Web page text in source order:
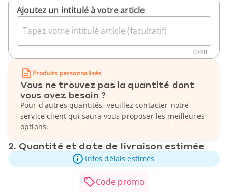
Ajoutez un intitulé à votre article
Tapez votre intitulé article (facultatif)
0/40
Produits personnalisés
Vous ne trouvez pas la quantité dont
vous avez besoin ?
Pour d'autres quantités, veuillez contacter notre
service client qui saura vous proposer les meilleures
options.
2. Quantité et date de livraison estimée
Infos délais estimés
Code promo